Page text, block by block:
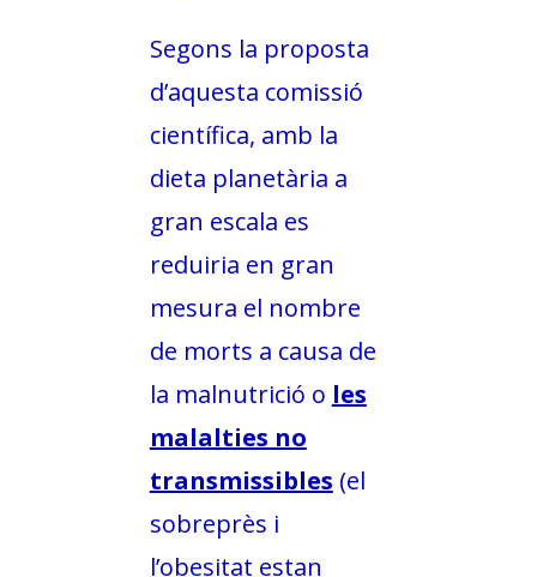
Segons la proposta
d’aquesta comissió
científica, amb la
dieta planetària a
gran escala es
reduiria en gran
mesura el nombre
de morts a causa de
la malnutrició o les
malalties no
transmissibles (el
sobreprès i
l’obesitat estan